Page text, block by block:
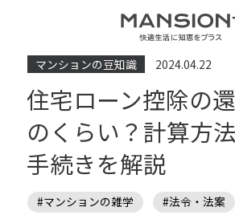
マンションの豆知識 2024.04.22
住宅ローン控除の
のくらい？計算方
手続きを解説
#マンションの雑学
#法令・法案